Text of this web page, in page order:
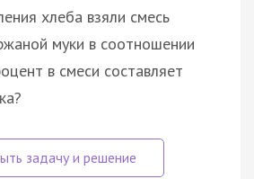
хлеба взяли смесь
муки в соотношении
в смеси составляет